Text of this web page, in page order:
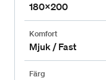
180x200
Komfort
Mjuk / Fast
Färg